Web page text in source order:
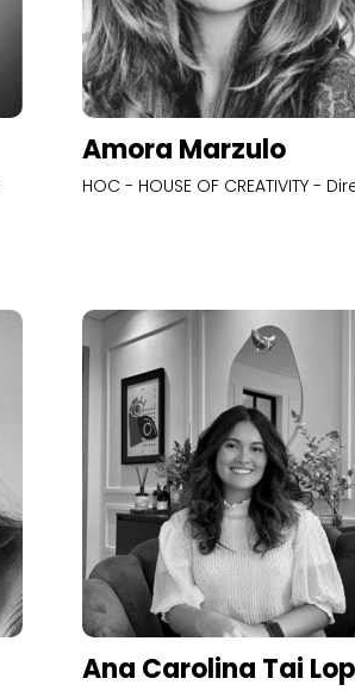
Amora Marzulo
HOC - HOUSE OF CREATIVITY -
Ana Carolina Tai